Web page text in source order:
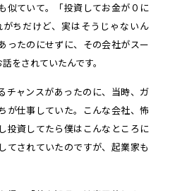
似ていて。「投資してお金が０に
ちだけど、実はそうじゃないん
ったのにせずに、その会社がスー
をされていたんです。
チャンスがあったのに、当時、ガ
が仕事していた。こんな会社、怖
投資してたら僕はこんなところに
てされていたのですが、起業家も